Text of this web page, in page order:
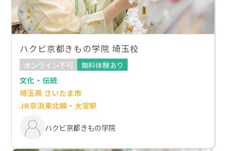
ハクビ京都きもの学院 埼玉校
オンライン不可
無料体験あり
文化・伝統
埼玉県 さいたま市
JR京浜東北線・大宮駅
ハクビ京都きもの学院